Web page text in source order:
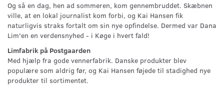
Og så en dag, hen ad sommeren, kom gennembruddet. Skæbnen
ville, at en lokal journalist kom forbi, og Kai Hansen fik
naturligvis straks fortalt om sin nye opfindelse. Dermed var Dana
Lim'en en verdensnyhed - i Køge i hvert fald!
Limfabrik på Postgaarden
Med hjælp fra gode vennerfabrik. Danske produkter blev
populære som aldrig før, og Kai Hansen føjede til stadighed nye
produkter til sortimentet.